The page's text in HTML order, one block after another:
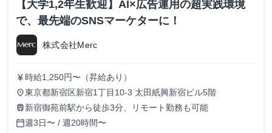
【大学1,2年生歓迎】AI×広告運用の超実践環境
で、最先端のSNSマーケターに！
株式会社Merc
currency_yen 時給1,250円〜（昇給あり）
place東京都新宿区新宿1丁目10-3 太田紙興新宿ビル5階
train 新宿御苑前駅から徒歩3分、リモート勤務も可能
calendar_today週3日〜 / 週20時間〜